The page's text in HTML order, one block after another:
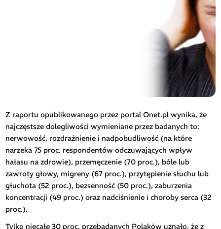
Z raportu opublikowanego przez portal Onet.pl wynika, że
najczęstsze dolegliwości wymieniane przez badanych to:
nerwowość, rozdrażnienie i nadpobudliwość (na które
narzeka 75 proc. respondentów odczuwających wpływ
hałasu na zdrowie), przemęczenie (70 proc.), bóle lub
zawroty głowy, migreny (67 proc.), przytępienie słuchu lub
głuchota (52 proc.), bezsenność (50 proc.), zaburzenia
koncentracji (49 proc.) oraz nadciśnienie i choroby serca (32
proc.).
Tylko niecałe 30 proc. przebadanych Polaków uznało, że z